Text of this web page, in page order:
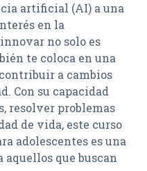
artificial (AI) a una
en la
no solo es
te coloca en una
a cambios
Con su capacidad
resolver problemas
de vida, este curso
adolescentes es una
que buscan